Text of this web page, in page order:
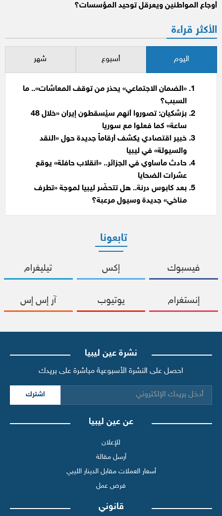
أوجاع المواطنين ويعرقل توحيد المؤسسات؟
الأكثر قراءة
اليوم أسبوع شهر
«الضمان الاجتماعي» يحذر من توقف المعاشات».. ما
السبب؟
بزشكيان: تصوروا أنهم سيُسقطون إيران «خلال 48
ساعة» كما فعلوا مع سوريا
خبير اقتصادي يكشف أرقاماً جديدة حول «النقد
والسيولة» في ليبيا
حادث مأساوي في الجزائر.. «انقلاب حافلة» يوقع
عشرات الضحايا
بعد كابوس درنة.. هل تتحضّر ليبيا لموجة «تطرف
مناخي» جديدة وسيول مرعبة؟
تابعونا
فيسبوك إكس تيليغرام
إنستغرام يوتيوب آر إس إس
نشرة عين ليبيا
احصل على النشرة الأسبوعية مباشرة على بريدك
اشترك
عن عين ليبيا
للإعلان
أرسل مقالة
أسعار العملات مقابل الدينار الليبي
فرص عمل
قانوني